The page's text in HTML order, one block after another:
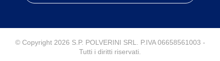
© Copyright 2026 S.P. POLVERINI SRL. P.IVA 06658561003 -
Tutti i diritti riservati.